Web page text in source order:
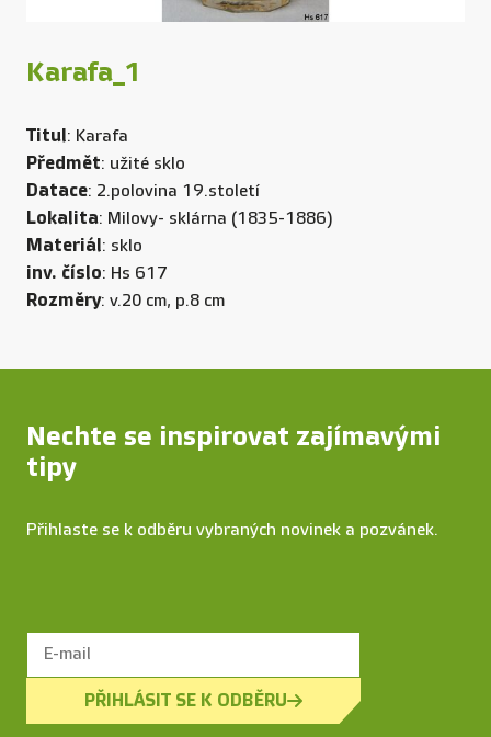
Karafa_1
Titul: Karafa
Předmět: užité sklo
Datace: 2.polovina 19.století
Lokalita: Milovy- sklárna (1835-1886)
Materiál: sklo
inv. číslo: Hs 617
Rozměry: v.20 cm, p.8 cm
Nechte se inspirovat zajímavými
tipy
Přihlaste se k odběru vybraných novinek a pozvánek.
PŘIHLÁSIT SE K ODBĚRU